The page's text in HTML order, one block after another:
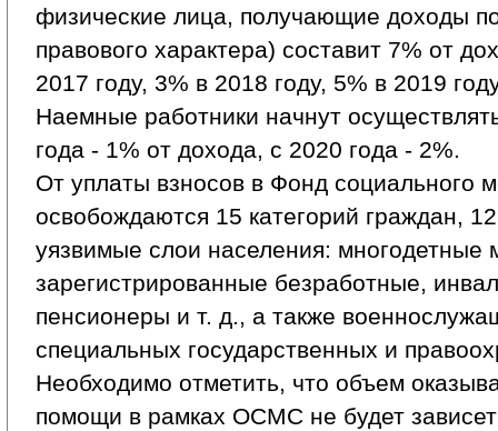
физические лица, получающие доходы
правового характера) составит 7% от
2017 году, 3% в 2018 году, 5% в 2019
Наемные работники начнут
года - 1% от дохода, с 2020 года - 2%.
От уплаты взносов в Фонд социального
освобождаются 15 категорий граждан,
уязвимые слои населения: многодетные
зарегистрированные безработные,
пенсионеры и т. д., а также
специальных государственных и
Необходимо отметить, что объем
помощи в рамках ОСМС не будет